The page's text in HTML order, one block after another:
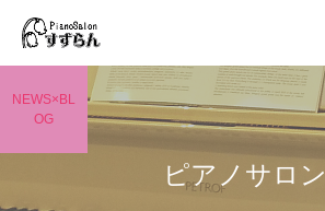
ピアノサロン
NEWS×BL
OG